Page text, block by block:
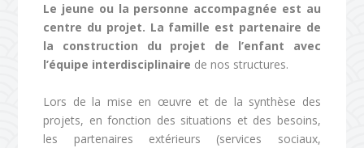
Le jeune ou la personne accompagnée est au
centre du projet. La famille est partenaire de
la construction du projet de l’enfant avec
l’équipe interdisciplinaire de nos structures.
Lors de la mise en œuvre et de la synthèse des
projets, en fonction des situations et des besoins,
les partenaires extérieurs (services sociaux,